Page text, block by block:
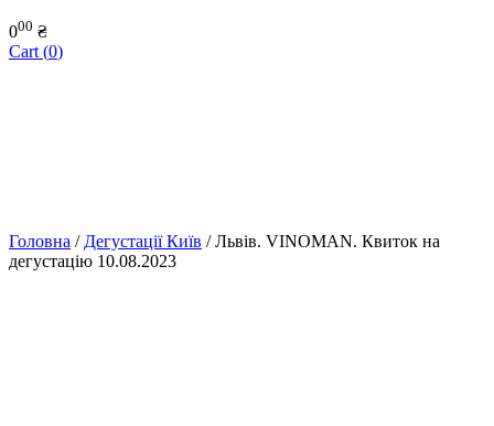
000 ₴
Cart (0)
Головна / Дегустації Київ /Львів. VINOMAN. Квиток на
дегустацію 10.08.2023